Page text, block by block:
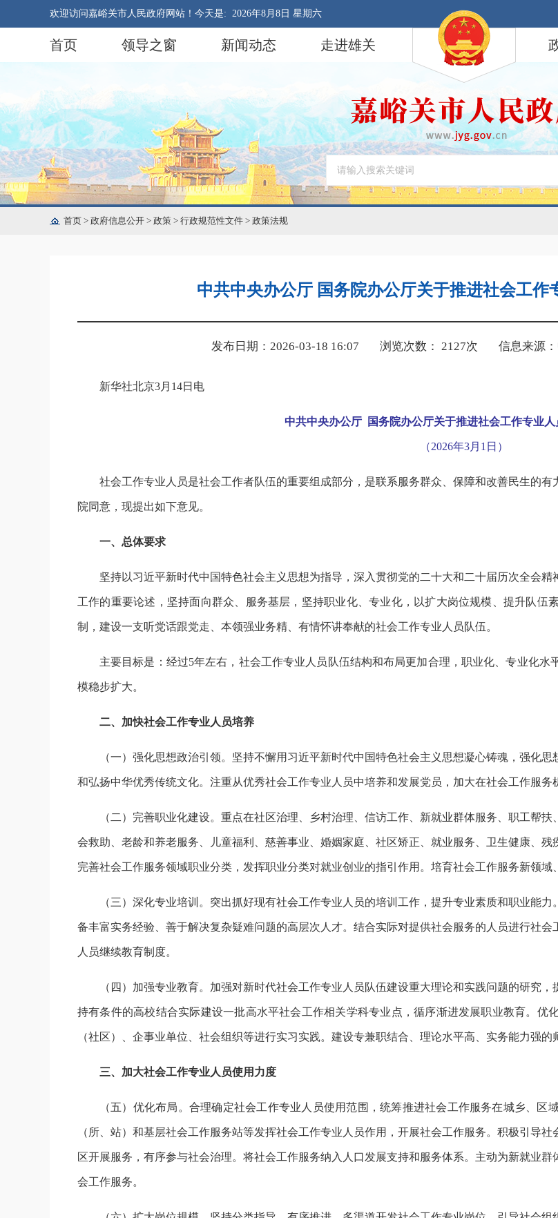
欢迎访问嘉峪关市人民政府网站！今天是: 2026年8月8日 星期六
首页 领导之窗 新闻动态 走进雄关
首页 > 政府信息公开 > 政策 > 行政规范性文件 > 政策法规
中共中央办公厅 国务院办公厅关于推进社会工作
发布日期：2026-03-18 16:07 浏览次数： 2127次 信息来源
新华社北京3月14日电
中共中央办公厅 国务院办公厅关于推进社会工作专业
（2026年3月1日）
社会工作专业人员是社会工作者队伍的重要组成部分，是联系服务群众、保障和改善民生的
院同意，现提出如下意见。
一、总体要求
坚持以习近平新时代中国特色社会主义思想为指导，深入贯彻党的二十大和二十届历次全会
工作的重要论述，坚持面向群众、服务基层，坚持职业化、专业化，以扩大岗位规模、提升队伍
制，建设一支听党话跟党走、本领强业务精、有情怀讲奉献的社会工作专业人员队伍。
主要目标是：经过5年左右，社会工作专业人员队伍结构和布局更加合理，职业化、专业化
模稳步扩大。
二、加快社会工作专业人员培养
（一）强化思想政治引领。坚持不懈用习近平新时代中国特色社会主义思想凝心铸魂，强化
和弘扬中华优秀传统文化。注重从优秀社会工作专业人员中培养和发展党员，加大在社会工作服务
（二）完善职业化建设。重点在社区治理、乡村治理、信访工作、新就业群体服务、职工帮
会救助、老龄和养老服务、儿童福利、慈善事业、婚姻家庭、社区矫正、就业服务、卫生健康、残
完善社会工作服务领域职业分类，发挥职业分类对就业创业的指引作用。培育社会工作服务新领域
（三）深化专业培训。突出抓好现有社会工作专业人员的培训工作，提升专业素质和职业能
备丰富实务经验、善于解决复杂疑难问题的高层次人才。结合实际对提供社会服务的人员进行社
人员继续教育制度。
（四）加强专业教育。加强对新时代社会工作专业人员队伍建设重大理论和实践问题的研究
持有条件的高校结合实际建设一批高水平社会工作相关学科专业点，循序渐进发展职业教育。优
（社区）、企事业单位、社会组织等进行实习实践。建设专兼职结合、理论水平高、实务能力强的
三、加大社会工作专业人员使用力度
（五）优化布局。合理确定社会工作专业人员使用范围，统筹推进社会工作服务在城乡、
（所、站）和基层社会工作服务站等发挥社会工作专业人员作用，开展社会工作服务。积极引导
区开展服务，有序参与社会治理。将社会工作服务纳入人口发展支持和服务体系。主动为新就业
会工作服务。